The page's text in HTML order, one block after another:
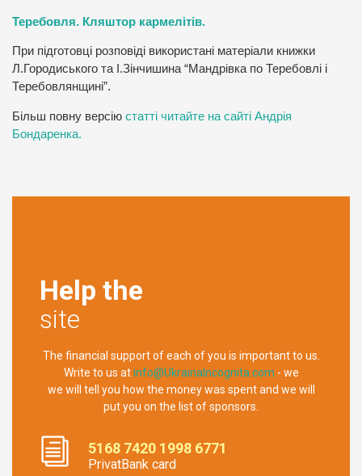
Теребовля. Кляштор кармелітів.
При підготовці розповіді використані матеріали книжки
Л.Городиського та І.Зінчишина “Мандрівка по Теребовлі і
Теребовлянщині”.
Більш повну версію статті читайте на сайті Андрія
Бондаренка.
Help the
site
The financial support of each of you is important to us.
Write to us atinfo@UkrainaIncognita.com - we
we will tell you how the money was spent and we will
put you on the list of sponsors.
5168 7420 1998 6771
PrivatBank card